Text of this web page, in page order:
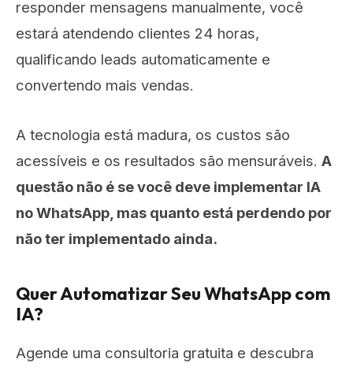
responder mensagens manualmente, você
estará atendendo clientes 24 horas,
qualificando leads automaticamente e
convertendo mais vendas.
A tecnologia está madura, os custos são
acessíveis e os resultados são mensuráveis. A
questão não é se você deve implementar IA
no WhatsApp, mas quanto está perdendo por
não ter implementado ainda.
Quer Automatizar Seu WhatsApp com
IA?
Agende uma consultoria gratuita e descubra